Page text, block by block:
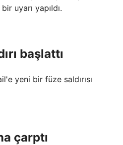
uyarı yapıldı.
başlattı
yeni bir füze saldırısı
çarptı